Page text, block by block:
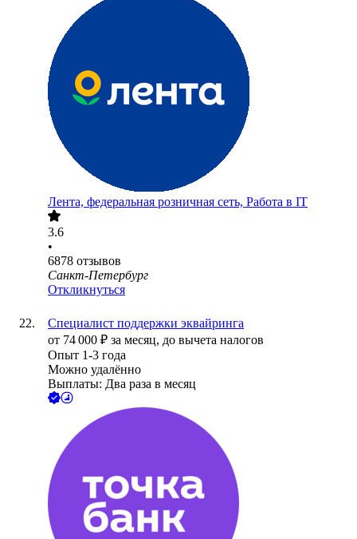
Лента, федеральная розничная сеть, Работа в IT
3.6
•
6878 отзывов
Санкт-Петербург
Откликнуться
Специалист поддержки эквайринга
от 74 000 ₽ за месяц, до вычета налогов
Опыт 1-3 года
Можно удалённо
Выплаты: Два раза в месяц